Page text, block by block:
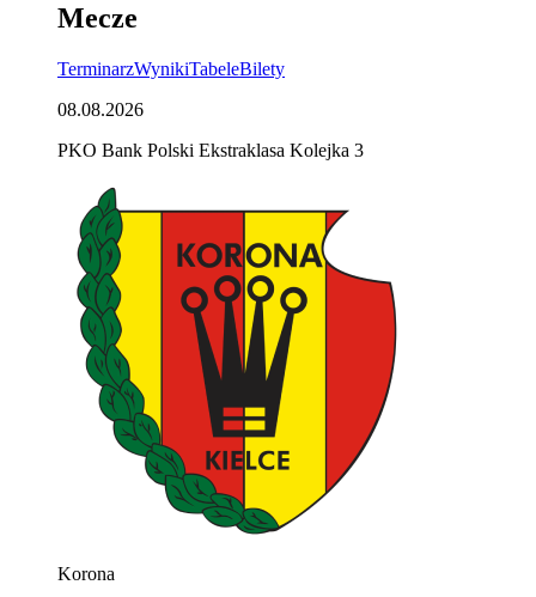
Mecze
TerminarzWynikiTabeleBilety
08.08.2026
PKO Bank Polski Ekstraklasa Kolejka 3
Korona